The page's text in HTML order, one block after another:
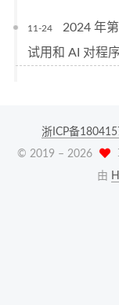
11-24
2024 年
试用和 AI 对程
浙ICP备
© 2019 – 2026
由